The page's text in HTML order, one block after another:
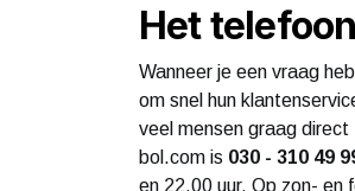
Het
Wanneer je een vraag
om snel hun
veel mensen graag
bol.com is 030 - 310 49
en 22.00 uur. Op zon-